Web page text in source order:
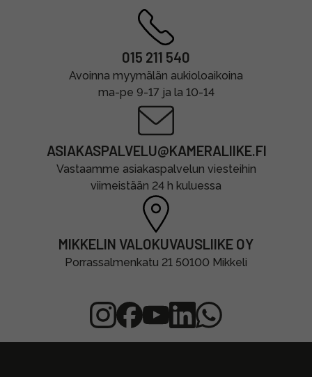
015 211 540
Avoinna myymälän aukioloaikoina
ma-pe 9-17 ja la 10-14
ASIAKASPALVELU@KAMERALIIKE.FI
Vastaamme asiakaspalvelun viesteihin
viimeistään 24 h kuluessa
MIKKELIN VALOKUVAUSLIIKE OY
Porrassalmenkatu 21 50100 Mikkeli